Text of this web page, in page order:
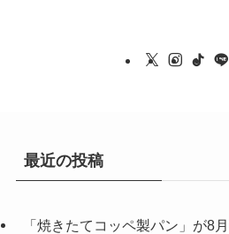
最近の投稿
「焼きたてコッペ製パン」が8